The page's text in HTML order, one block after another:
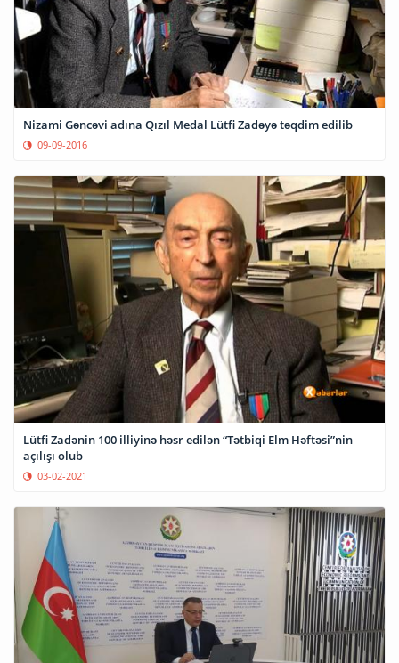
Nizami Gəncəvi adına Qızıl Medal Lütfi Zadəyə təqdim edilib
09-09-2016
Lütfi Zadənin 100 illiyinə həsr edilən “Tətbiqi Elm Həftəsi”nin
açılışı olub
03-02-2021